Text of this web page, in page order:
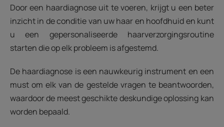
Door een haardiagnose uit te voeren, krijgt u een beter
inzicht in de conditie van uw haar en hoofdhuid en kunt
u een gepersonaliseerde haarverzorgingsroutine
starten die op elk probleem is afgestemd.
De haardiagnose is een nauwkeurig instrument en een
must om elk van de gestelde vragen te beantwoorden,
waardoor de meest geschikte deskundige oplossing kan
worden bepaald.